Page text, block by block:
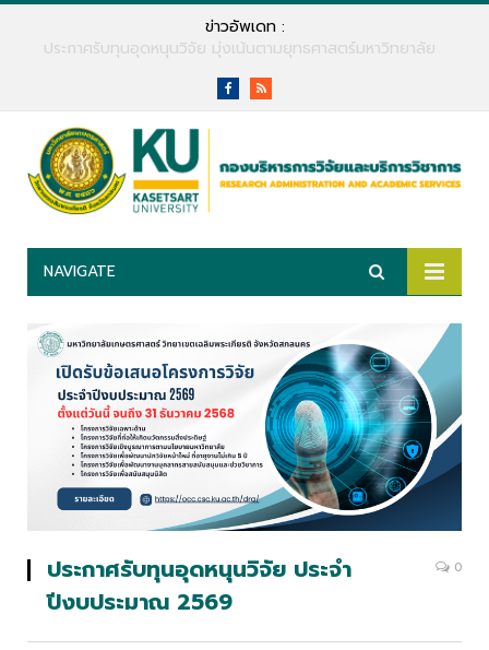
ข่าวอัพเดท :
ประกาศรับทุนอุดหนุนวิจัย มุ่งเน้นตามยุทธศาสตร์มหาวิทยาลัย
FacebookRSS
NAVIGATE
ประกาศรับทุนอุดหนุนวิจัย ประจำ
ปีงบประมาณ 2569
0